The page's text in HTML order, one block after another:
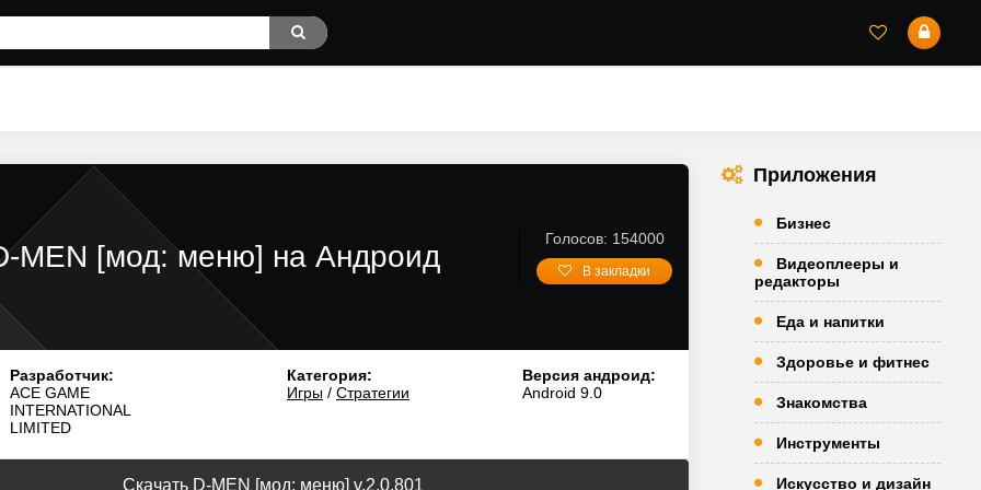
MEN [мод: меню] на Андроид
Голосов: 154000
В закладки
Разработчик:
ACE GAME
INTERNATIONAL
LIMITED
Категория:
Игры / Стратегии
Версия андроид:
Android 9.0
Скачать D-MEN [мод: меню] v.2.0.801
Приложения
Бизнес
Видеоплееры и
редакторы
Еда и напитки
Здоровье и фитнес
Знакомства
Инструменты
Искусство и дизайн